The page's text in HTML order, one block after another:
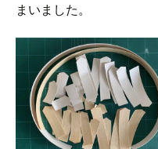
まいました。